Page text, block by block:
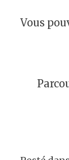
Vous